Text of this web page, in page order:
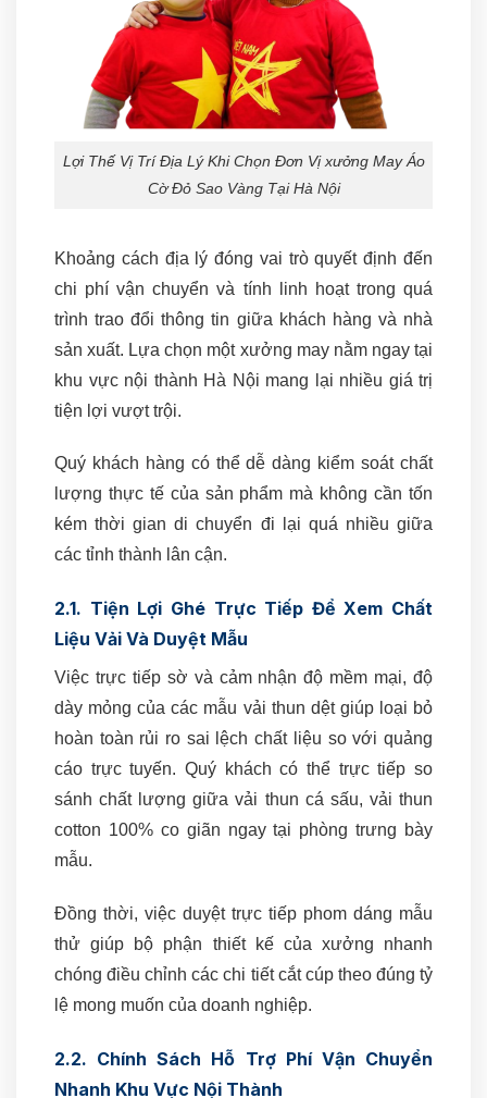
Lợi Thế Vị Trí Địa Lý Khi Chọn Đơn Vị xưởng May Áo
Cờ Đỏ Sao Vàng Tại Hà Nội
Khoảng cách địa lý đóng vai trò quyết định đến
chi phí vận chuyển và tính linh hoạt trong quá
trình trao đổi thông tin giữa khách hàng và nhà
sản xuất. Lựa chọn một xưởng may nằm ngay tại
khu vực nội thành Hà Nội mang lại nhiều giá trị
tiện lợi vượt trội.
Quý khách hàng có thể dễ dàng kiểm soát chất
lượng thực tế của sản phẩm mà không cần tốn
kém thời gian di chuyển đi lại quá nhiều giữa
các tỉnh thành lân cận.
2.1. Tiện Lợi Ghé Trực Tiếp Để Xem Chất
Liệu Vải Và Duyệt Mẫu
Việc trực tiếp sờ và cảm nhận độ mềm mại, độ
dày mỏng của các mẫu vải thun dệt giúp loại bỏ
hoàn toàn rủi ro sai lệch chất liệu so với quảng
cáo trực tuyến. Quý khách có thể trực tiếp so
sánh chất lượng giữa vải thun cá sấu, vải thun
cotton 100% co giãn ngay tại phòng trưng bày
mẫu.
Đồng thời, việc duyệt trực tiếp phom dáng mẫu
thử giúp bộ phận thiết kế của xưởng nhanh
chóng điều chỉnh các chi tiết cắt cúp theo đúng tỷ
lệ mong muốn của doanh nghiệp.
2.2. Chính Sách Hỗ Trợ Phí Vận Chuyển
Nhanh Khu Vực Nội Thành